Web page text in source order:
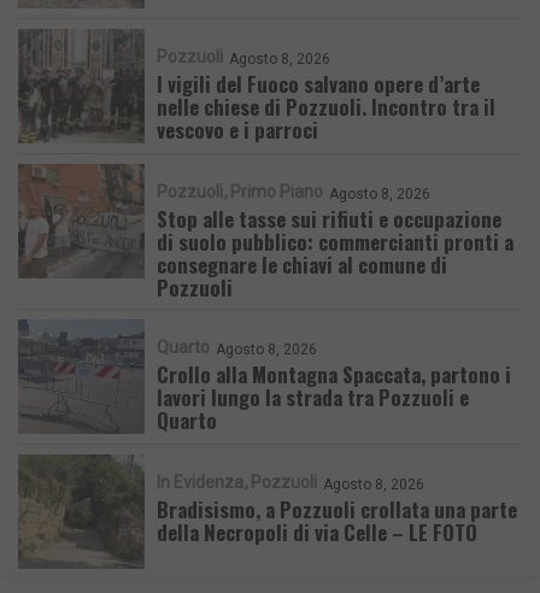
Pozzuoli Agosto 8, 2026
I vigili del Fuoco salvano opere d’arte
nelle chiese di Pozzuoli. Incontro tra il
vescovo e i parroci
Pozzuoli Primo Piano Agosto 8, 2026
Stop alle tasse sui rifiuti e occupazione
di suolo pubblico: commercianti pronti a
consegnare le chiavi al comune di
Pozzuoli
Quarto Agosto 8, 2026
Crollo alla Montagna Spaccata, partono i
lavori lungo la strada tra Pozzuoli e
Quarto
In Evidenza Pozzuoli Agosto 8, 2026
Bradisismo, a Pozzuoli crollata una parte
della Necropoli di via Celle – LE FOTO